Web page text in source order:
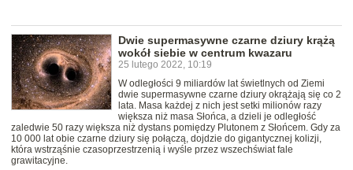
Dwie supermasywne czarne dziury krążą
wokół siebie w centrum kwazaru
25 lutego 2022, 10:19
W odległości 9 miliardów lat świetlnych od Ziemi
dwie supermasywne czarne dziury okrążają się co 2
lata. Masa każdej z nich jest setki milionów razy
większa niż masa Słońca, a dzieli je odległość
zaledwie 50 razy większa niż dystans pomiędzy Plutonem z Słońcem. Gdy za
10 000 lat obie czarne dziury się połączą, dojdzie do gigantycznej kolizji,
która wstrząśnie czasoprzestrzenią i wyśle przez wszechświat fale
grawitacyjne.